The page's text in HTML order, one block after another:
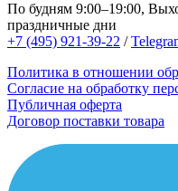
По будням 9:00–19:00,
праздничные дни
+7 (495) 921-39-22 /
Политика в отношении
Согласие на обработку
Публичная оферта
Договор поставки товара